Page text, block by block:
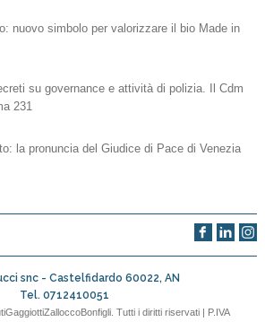
nuovo simbolo per valorizzare il bio Made in
su governance e attività di polizia. Il Cdm
231
la pronuncia del Giudice di Pace di Venezia
snc - Castelfidardo 60022, AN
Tel. 0712410051
Tutti i diritti riservati | P.IVA